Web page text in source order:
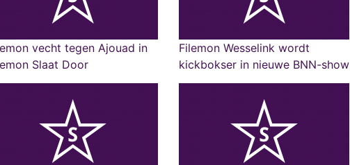
vecht tegen Ajouad in
Slaat Door
Filemon Wesselink wordt
kickbokser in nieuwe BNN-show